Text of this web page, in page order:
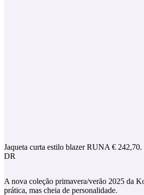
Jaqueta curta estilo blazer RUNA €
DR
A nova coleção primavera/verão 2025 da
prática, mas cheia de personalidade.